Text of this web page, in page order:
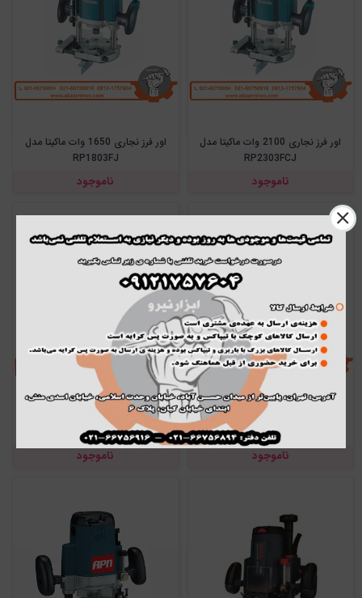
اور فرز نجاری 2100 وات ماکیتا مدل
RP2303FCJ
ناموجود
اور فرز نجاری 1650 وات ماکیتا مدل
RP1803FJ
ناموجود
ناموجود
فرز نجاری 12 میلیمتر ماکیتا مدل
Rp2301fc
ناموجود